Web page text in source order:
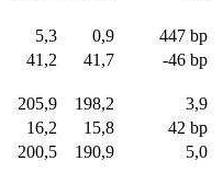
5,3 0,9
447 bp
41,2 41,7
-46 bp
205,9 198,2
3,9
16,2 15,8
42 bp
200,5 190,9
5,0